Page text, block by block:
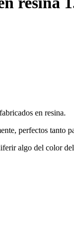
en resina.
perfectos tanto
algo del color